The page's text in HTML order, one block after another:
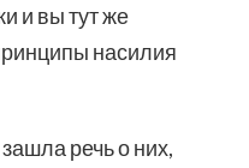
и вы тут же
насилия
речь о них,